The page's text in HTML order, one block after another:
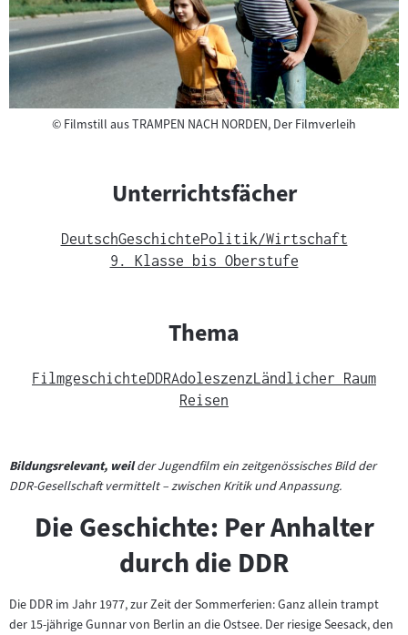
©Copyright
Filmstill aus TRAMPEN NACH NORDEN, Der Filmverleih
Unterrichtsfächer
DeutschGeschichtePolitik/Wirtschaft
9. Klasse bis Oberstufe
Thema
FilmgeschichteDDRAdoleszenz Ländlicher Raum
Reisen
Bildungsrelevant, weilder Jugendfilm ein zeitgenössisches Bild der
DDR-Gesellschaft vermittelt – zwischen Kritik und Anpassung.
Die Geschichte: Per Anhalter
durch die DDR
Die DDR im Jahr 1977, zur Zeit der Sommerferien: Ganz allein trampt
der 15-jährige Gunnar von Berlin an die Ostsee. Der riesige Seesack, den